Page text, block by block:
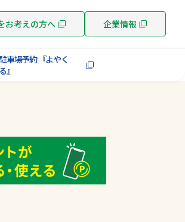
お考えの方へ 企業情報
車場予約 『よやく
る』